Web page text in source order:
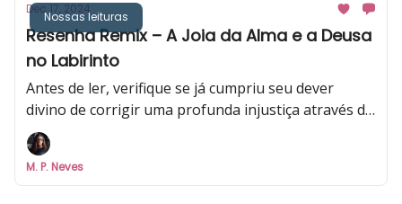
Nossas leituras
Dec 17, 2024
Resenha Remix – A Joia da Alma e a Deusa
no Labirinto
Antes de ler, verifique se já cumpriu seu dever
divino de corrigir uma profunda injustiça através de
sacrifício pessoal.
M. P. Neves